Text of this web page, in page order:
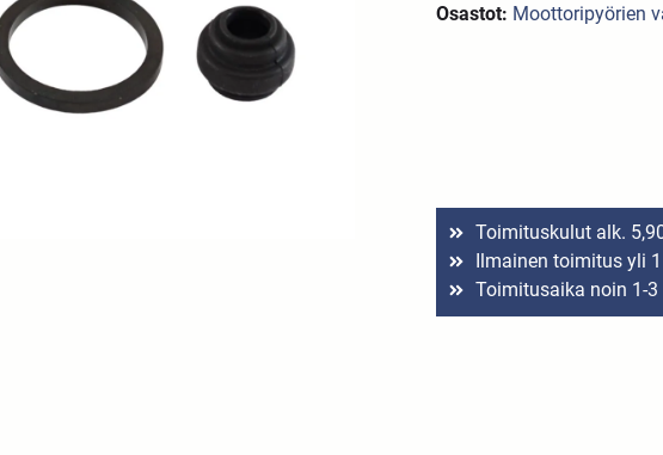
Osastot: Moottoripyörien
Toimituskulut alk.
Ilmainen toimitus yli
Toimitusaika noin 1-